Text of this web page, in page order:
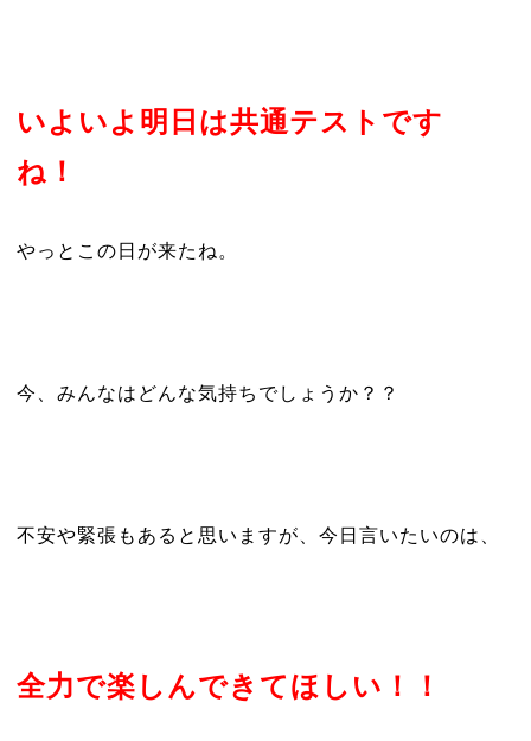
いよいよ明日は共通テストです
ね！
やっとこの日が来たね。
今、みんなはどんな気持ちでしょうか？？
不安や緊張もあると思いますが、今日言いたいのは、
全力で楽しんできてほしい！！